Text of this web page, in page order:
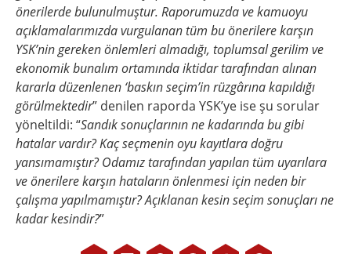
önerilerde bulunulmuştur. Raporumuzda ve kamuoyu
açıklamalarımızda vurgulanan tüm bu önerilere karşın
YSK’nin gereken önlemleri almadığı, toplumsal gerilim ve
ekonomik bunalım ortamında iktidar tarafından alınan
kararla düzenlenen ‘baskın seçim’in rüzgârına kapıldığı
görülmektedir” denilen raporda YSK’ye ise şu sorular
yöneltildi: “Sandık sonuçlarının ne kadarında bu gibi
hatalar vardır? Kaç seçmenin oyu kayıtlara doğru
yansımamıştır? Odamız tarafından yapılan tüm uyarılara
ve önerilere karşın hataların önlenmesi için neden bir
çalışma yapılmamıştır? Açıklanan kesin seçim sonuçları ne
kadar kesindir?”